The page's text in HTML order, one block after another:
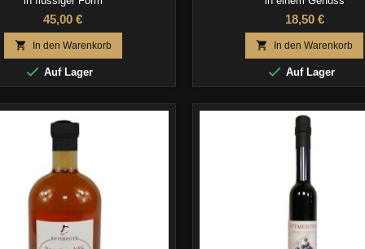
45,00 €
 In den Warenkorb
 Auf Lager
18,50 €
 In den Warenkorb
 Auf Lager